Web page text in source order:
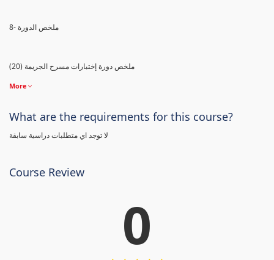
8- ملخص الدورة
(20) ملخص دورة إختبارات مسرح الجريمة
More
What are the requirements for this course?
لا توجد اي متطلبات دراسية سابقة
Course Review
0